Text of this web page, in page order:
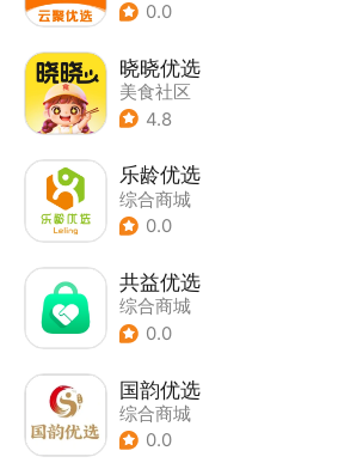
0.0
晓晓优选
美食社区
4.8
乐龄优选
综合商城
0.0
共益优选
综合商城
0.0
国韵优选
综合商城
0.0